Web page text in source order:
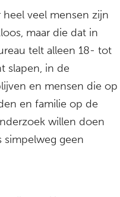
heel veel mensen zijn
maar die dat in
telt alleen 18- tot
slapen, in de
en mensen die op
en familie op de
willen doen
simpelweg geen